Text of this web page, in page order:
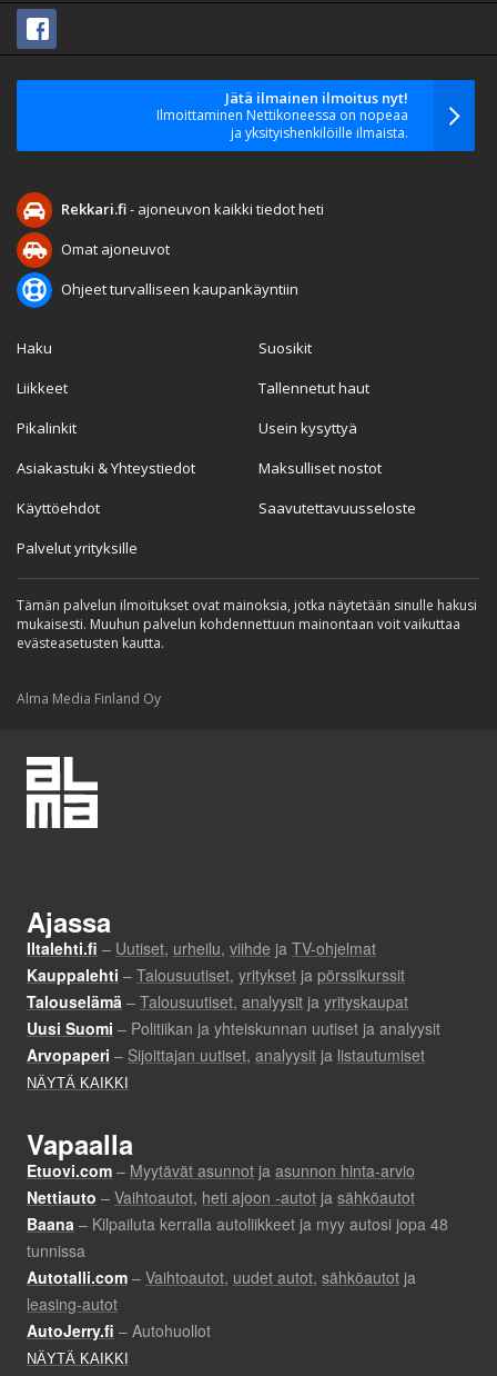
Jätä ilmainen ilmoitus nyt!
Ilmoittaminen Nettikoneessa on nopeaa
ja yksityishenkilöille ilmaista.
Rekkari.fi- ajoneuvon kaikki tiedot heti
Omat ajoneuvot
Ohjeet turvalliseen kaupankäyntiin
Haku
Liikkeet
Pikalinkit
Asiakastuki & Yhteystiedot
Käyttöehdot
Palvelut yrityksille
Suosikit
Tallennetut haut
Usein kysyttyä
Maksulliset nostot
Saavutettavuusseloste
Tämän palvelun ilmoitukset ovat mainoksia, jotka näytetään sinulle hakusi
mukaisesti. Muuhun palvelun kohdennettuun mainontaan voit vaikuttaa
evästeasetusten kautta.
Alma Media Finland Oy